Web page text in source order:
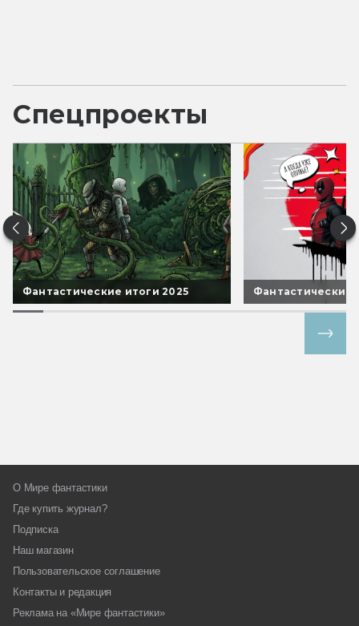
Спецпроекты
Фантастические итоги 2025 Фантастические
О Мире фантастики
Где купить журнал?
Подписка
Наш магазин
Пользовательское соглашение
Контакты и редакция
Реклама на «Мире фантастики»